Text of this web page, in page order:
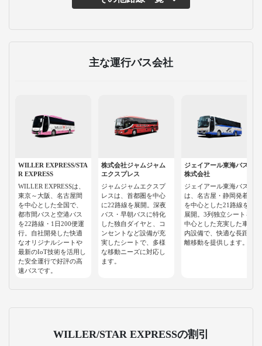
主な運行バス会社
WILLER EXPRESS/STA
R EXPRESS
WILLER EXPRESSは、
東京～大阪、名古屋間
を中心とした全国で、
都市間バスと空港バス
を22路線・1日200便運
行。自社開発した快適
なオリジナルシートや
最新のIoT技術を活用し
た安全運行で好評の高
速バスです。
株式会社ジャムジャム
エクスプレス
ジャムジャムエクスプ
レスは、首都圏を中心
に22路線を展開。深夜
バス・早朝バスに特化
した独自ダイヤと、コ
ンセントなど設備が充
実したシートで、多様
な移動ニーズに対応し
ます。
ジェイアール東海バス
株式会社
ジェイアール東海バス
は、名古屋・静岡発着
を中心とした21路線を
展開。3列独立シートを
中心とした充実した車
内設備で、快適な長距
離移動を提供します。
WILLER/STAR EXPRESSの割引